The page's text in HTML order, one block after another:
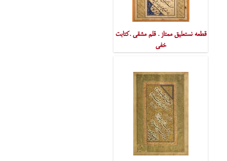
قطعه نستعلیق ممتاز . قلم مشقی .کتابت
خفی